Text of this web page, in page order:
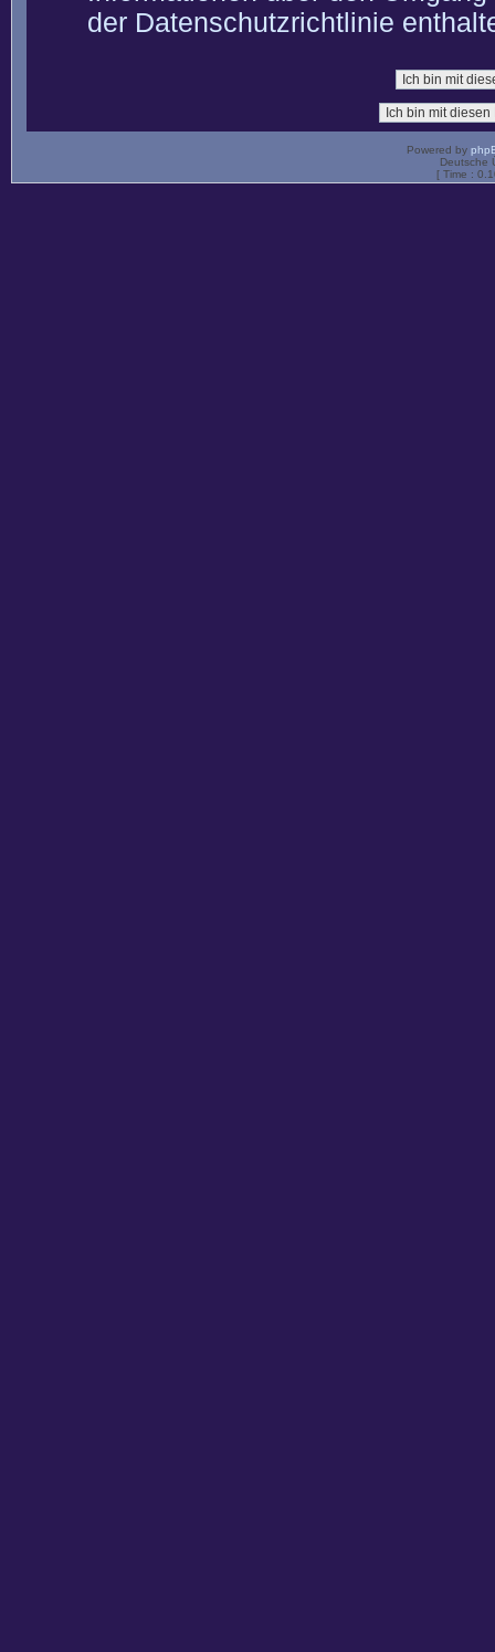
der Datenschutzrichtlinie
Powered by
Deutsche
[ Time :